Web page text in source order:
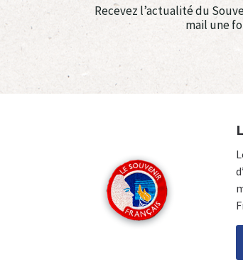
Recevez l’actualité du
mail une